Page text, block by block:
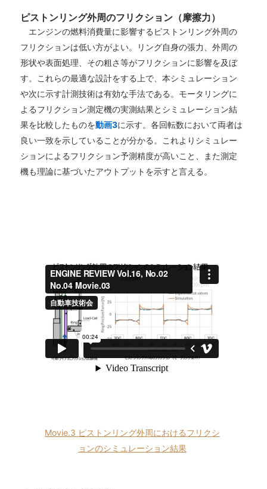
ピストンリング外周のフリクション（摩擦力）
エンジンの燃料消費量に影響するピストンリング外周の
フリクションは低い方がよい。リング自身の張力、外周の
形状や表面処理、その粗さ等がフリクションに影響を及ぼ
す。これらの最適な設計をする上で、本シミュレーション
や次に示す計測技術は有効な手法である。モータリングに
よるフリクション測定機の実測結果とシミュレーション結
果を比較したものを動画3に示す。各回転数において両者は
良い一致を示していることが分かる。これよりシミュレー
ションによるフリクション予測精度が高いこと、また測定
機も理論に基づいたアウトプットを示すと言える。
Movie.3 ピストンリング外周におけるフリクシ
ョンのシミュレーション結果